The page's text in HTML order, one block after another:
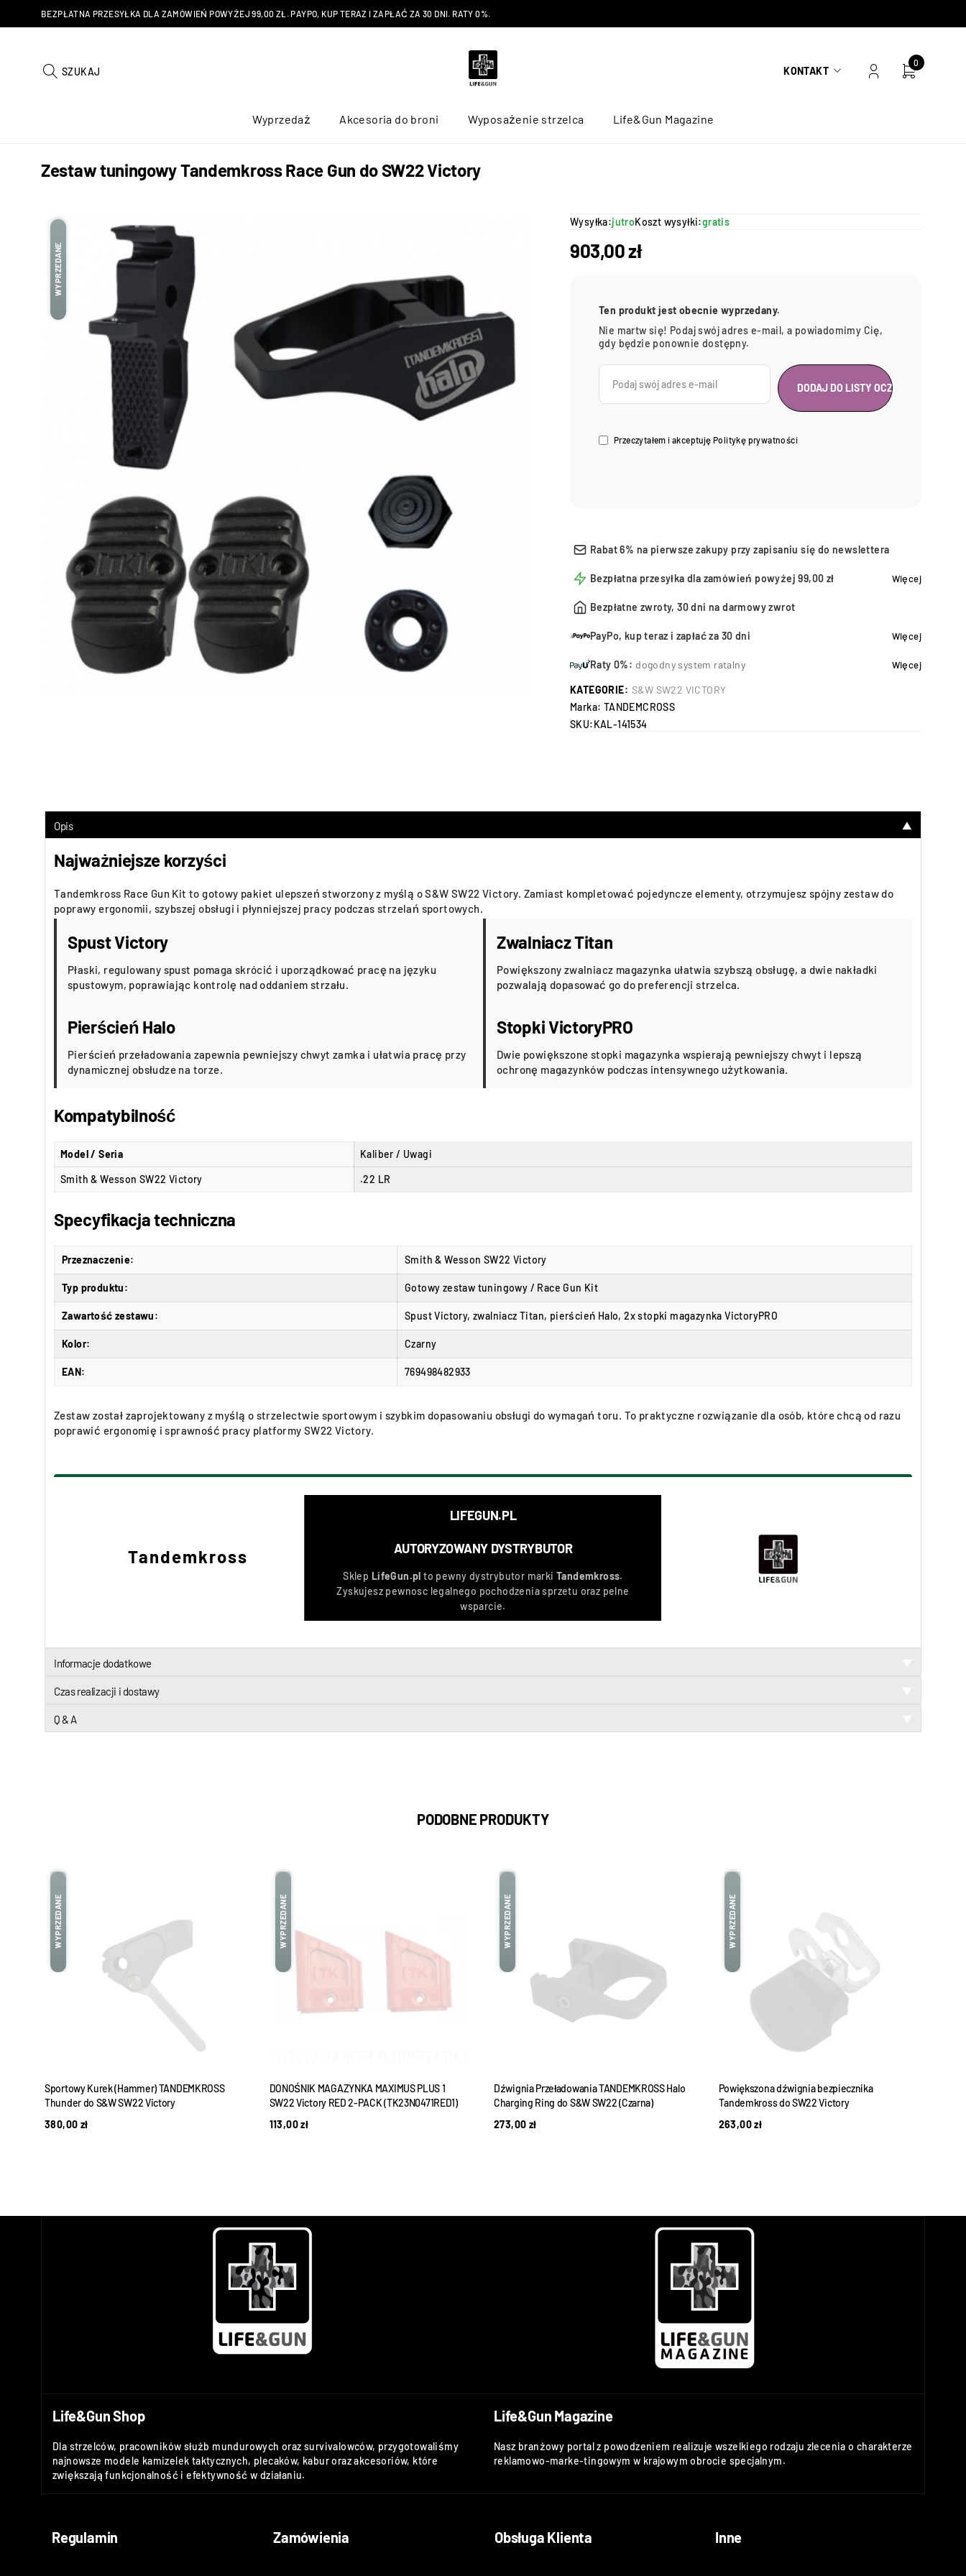
BEZPŁATNA PRZESYŁKA DLA ZAMÓWIEŃ POWYŻEJ 99,00 ZŁ. PAYPO, KUP TERAZ I ZAPŁAĆ ZA 30 DNI. RATY 0%.
SZUKAJ KONTAKT
0
Wyprzedaż Akcesoria do broni Wyposażenie strzelca Life&Gun Magazine
Zestaw tuningowy Tandemkross Race Gun do SW22 Victory
WYPRZEDANE
Wysyłka:jutroKoszt wysyłki:gratis
903,00zł
Ten produkt jest obecnie wyprzedany.
Nie martw się! Podaj swój adres e-mail, a powiadomimy Cię,
gdy będzie ponownie dostępny.
Przeczytałem i akceptuję Politykę prywatności
Rabat 6% na pierwsze zakupy przy zapisaniu się do newslettera
Bezpłatna przesyłka dla zamówień powyżej 99,00 zł Więcej
Bezpłatne zwroty, 30 dni na darmowy zwrot
PayPo, kup teraz i zapłać za 30 dni Więcej
Raty 0%: dogodny system ratalny Więcej
KATEGORIE: S&W SW22 VICTORY
Marka: TANDEMCROSS
SKU:KAL-141534
Opis ▼
Najważniejsze korzyści
Tandemkross Race Gun Kit to gotowy pakiet ulepszeń stworzony z myślą o S&W SW22 Victory. Zamiast kompletować pojedyncze elementy, otrzymujesz spójny zestaw do
poprawy ergonomii, szybszej obsługi i płynniejszej pracy podczas strzelań sportowych.
Spust Victory
Płaski, regulowany spust pomaga skrócić i uporządkować pracę na języku
spustowym, poprawiając kontrolę nad oddaniem strzału.
Zwalniacz Titan
Powiększony zwalniacz magazynka ułatwia szybszą obsługę, a dwie nakładki
pozwalają dopasować go do preferencji strzelca.
Pierścień Halo
Pierścień przeładowania zapewnia pewniejszy chwyt zamka i ułatwia pracę przy
dynamicznej obsłudze na torze.
Stopki VictoryPRO
Dwie powiększone stopki magazynka wspierają pewniejszy chwyt i lepszą
ochronę magazynków podczas intensywnego użytkowania.
Kompatybilność
Model / Seria Kaliber / Uwagi
Smith & Wesson SW22 Victory .22 LR
Specyfikacja techniczna
Przeznaczenie: Smith & Wesson SW22 Victory
Typ produktu: Gotowy zestaw tuningowy / Race Gun Kit
Zawartość zestawu: Spust Victory, zwalniacz Titan, pierścień Halo, 2x stopki magazynka VictoryPRO
Kolor: Czarny
EAN: 769498482933
Zestaw został zaprojektowany z myślą o strzelectwie sportowym i szybkim dopasowaniu obsługi do wymagań toru. To praktyczne rozwiązanie dla osób, które chcą od razu
poprawić ergonomię i sprawność pracy platformy SW22 Victory.
Tandemkross
LIFEGUN.PL
AUTORYZOWANY DYSTRYBUTOR
Sklep LifeGun.pl to pewny dystrybutor marki Tandemkross.
Zyskujesz pewnosc legalnego pochodzenia sprzetu oraz pelne
wsparcie.
Informacje dodatkowe
Czas realizacji i dostawy
Q & A
PODOBNE PRODUKTY
WYPRZEDANE
Sportowy Kurek (Hammer) TANDEMKROSS
Thunder do S&W SW22 Victory
380,00 zł
WYPRZEDANE
DONOŚNIK MAGAZYNKA MAXIMUS PLUS 1
SW22 Victory RED 2-PACK (TK23N0471RED1)
113,00zł
WYPRZEDANE
Dźwignia Przeładowania TANDEMKROSS Halo
Charging Ring do S&W SW22 (Czarna)
273,00 zł
WYPRZEDANE
Powiększona dźwignia bezpiecznika
Tandemkross do SW22 Victory
263,00zł
Life&Gun Shop
Dla strzelców, pracowników służb mundurowych oraz survivalowców, przygotowaliśmy
najnowsze modele kamizelek taktycznych, plecaków, kabur oraz akcesoriów, które
zwiększają funkcjonalność i efektywność w działaniu.
Life&Gun Magazine
Nasz branżowy portal z powodzeniem realizuje wszelkiego rodzaju zlecenia o charakterze
reklamowo-marke-tingowym w krajowym obrocie specjalnym.
Regulamin Zamówienia Obsługa Klienta Inne